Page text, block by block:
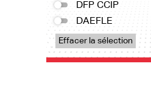
DFP CCIP
DAEFLE
Effacer la sélection